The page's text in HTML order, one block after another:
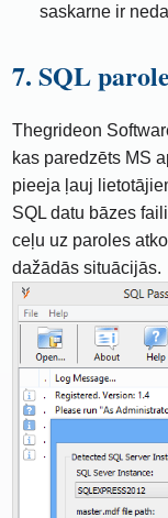
saskarne ir
7. SQL
Thegrideon
kas paredzēts MS
pieeja ļauj
SQL datu bāzes
ceļu uz paroles
dažādās situācijās.